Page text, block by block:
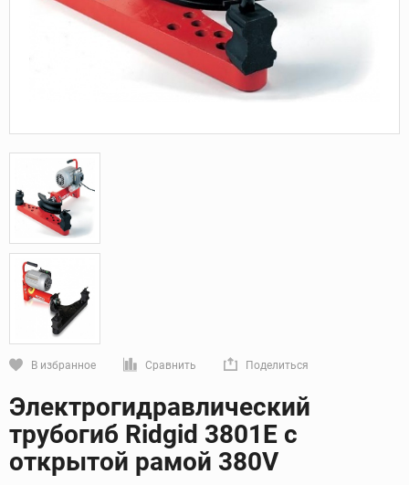
В избранное Сравнить Поделиться
Электрогидравлический
трубогиб Ridgid 3801E с
открытой рамой 380V